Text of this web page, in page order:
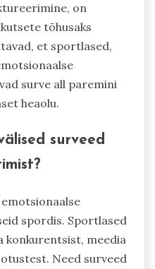
on
tõhusaks
et sportlased,
surve all paremini
heaolu.
surveed
spordis. Sportlased
konkurentsist, meedia
Need surveed